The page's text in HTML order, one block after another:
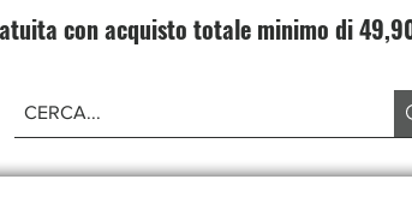
con acquisto totale minimo di